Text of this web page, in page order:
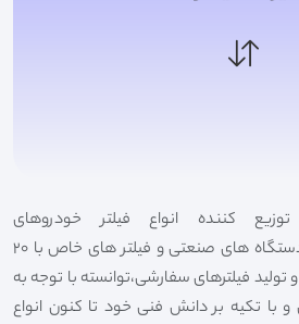
کننده انواع فیلتر خودروهای
سواری،سنگین،راهسازی و دستگاه های صنعتی و فیلتر های خاص با 20
فیلترهای سفارشی،توانسته با توجه به
و با تکیه بر دانش فنی خود تا کنون انواع